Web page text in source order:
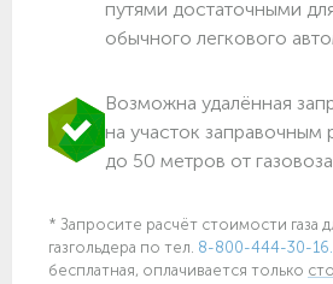
путями достаточными
обычного легкового
Возможна удалённая
на участок заправочным
до 50 метров от
* Запросите расчёт стоимости газа
газгольдера по тел. 8-800-444-30-16.
бесплатная, оплачивается только